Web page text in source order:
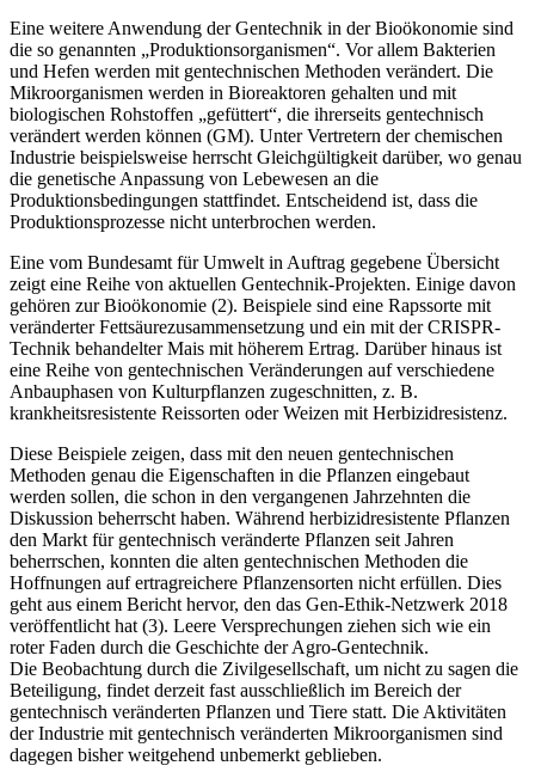
Eine weitere Anwendung der Gentechnik in der Bioökonomie sind
die so genannten „Produktionsorganismen“. Vor allem Bakterien
und Hefen werden mit gentechnischen Methoden verändert. Die
Mikroorganismen werden in Bioreaktoren gehalten und mit
biologischen Rohstoffen „gefüttert“, die ihrerseits gentechnisch
verändert werden können (GM). Unter Vertretern der chemischen
Industrie beispielsweise herrscht Gleichgültigkeit darüber, wo genau
die genetische Anpassung von Lebewesen an die
Produktionsbedingungen stattfindet. Entscheidend ist, dass die
Produktionsprozesse nicht unterbrochen werden.
Eine vom Bundesamt für Umwelt in Auftrag gegebene Übersicht
zeigt eine Reihe von aktuellen Gentechnik-Projekten. Einige davon
gehören zur Bioökonomie (2). Beispiele sind eine Rapssorte mit
veränderter Fettsäurezusammensetzung und ein mit der CRISPR-
Technik behandelter Mais mit höherem Ertrag. Darüber hinaus ist
eine Reihe von gentechnischen Veränderungen auf verschiedene
Anbauphasen von Kulturpflanzen zugeschnitten, z. B.
krankheitsresistente Reissorten oder Weizen mit Herbizidresistenz.
Diese Beispiele zeigen, dass mit den neuen gentechnischen
Methoden genau die Eigenschaften in die Pflanzen eingebaut
werden sollen, die schon in den vergangenen Jahrzehnten die
Diskussion beherrscht haben. Während herbizidresistente Pflanzen
den Markt für gentechnisch veränderte Pflanzen seit Jahren
beherrschen, konnten die alten gentechnischen Methoden die
Hoffnungen auf ertragreichere Pflanzensorten nicht erfüllen. Dies
geht aus einem Bericht hervor, den das Gen-Ethik-Netzwerk 2018
veröffentlicht hat (3). Leere Versprechungen ziehen sich wie ein
roter Faden durch die Geschichte der Agro-Gentechnik.
Die Beobachtung durch die Zivilgesellschaft, um nicht zu sagen die
Beteiligung, findet derzeit fast ausschließlich im Bereich der
gentechnisch veränderten Pflanzen und Tiere statt. Die Aktivitäten
der Industrie mit gentechnisch veränderten Mikroorganismen sind
dagegen bisher weitgehend unbemerkt geblieben.